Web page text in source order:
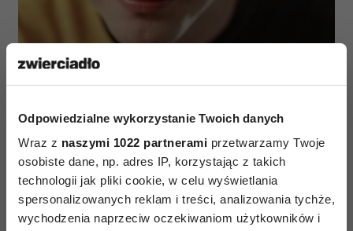
Odpowiedzialne wykorzystanie Twoich danych
Wraz z naszymi 1022 partnerami przetwarzamy Twoje
osobiste dane, np. adres IP, korzystając z takich
technologii jak pliki cookie, w celu wyświetlania
spersonalizowanych reklam i treści, analizowania tychże,
wychodzenia naprzeciw oczekiwaniom użytkowników i
Robert Pattinson jako Cedric Diggory (Fot. Murray